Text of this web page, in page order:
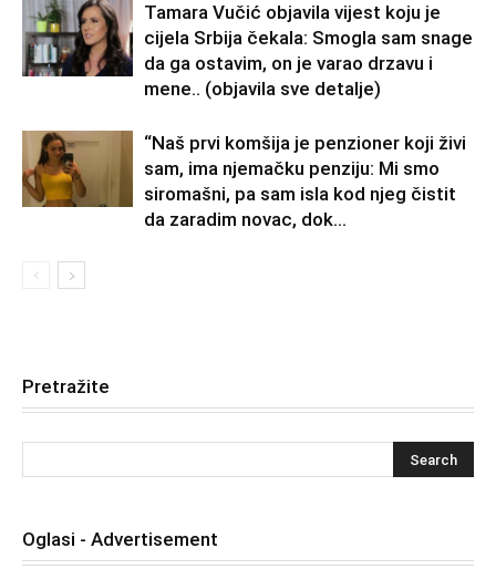
Tamara Vučić objavila vijest koju je
cijela Srbija čekala: Smogla sam snage
da ga ostavim, on je varao drzavu i
mene.. (objavila sve detalje)
“Naš prvi komšija je penzioner koji živi
sam, ima njemačku penziju: Mi smo
siromašni, pa sam isla kod njeg čistit
da zaradim novac, dok...
Pretražite
Oglasi - Advertisement